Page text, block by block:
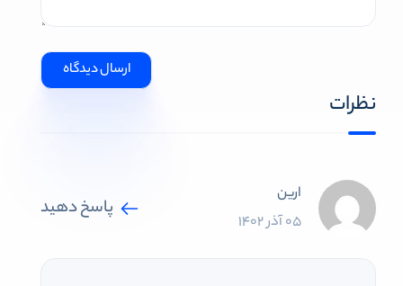
نظرات
ارین
05 آذر 1402
پاسخ دهید